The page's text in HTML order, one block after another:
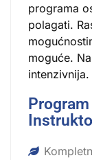
programa
polagati.
moguće.
intenzivnija.